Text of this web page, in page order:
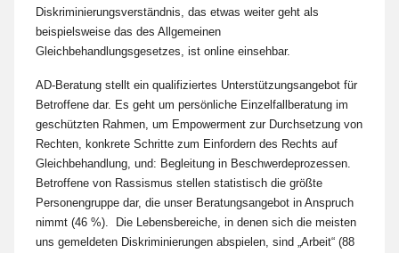
Diskriminierungsverständnis, das etwas weiter geht als
beispielsweise das des Allgemeinen
Gleichbehandlungsgesetzes, ist online einsehbar.
AD-Beratung stellt ein qualifiziertes Unterstützungsangebot für
Betroffene dar. Es geht um persönliche Einzelfallberatung im
geschützten Rahmen, um Empowerment zur Durchsetzung von
Rechten, konkrete Schritte zum Einfordern des Rechts auf
Gleichbehandlung, und: Begleitung in Beschwerdeprozessen.
Betroffene von Rassismus stellen statistisch die größte
Personengruppe dar, die unser Beratungsangebot in Anspruch
nimmt (46 %). Die Lebensbereiche, in denen sich die meisten
uns gemeldeten Diskriminierungen abspielen, sind „Arbeit“ (88